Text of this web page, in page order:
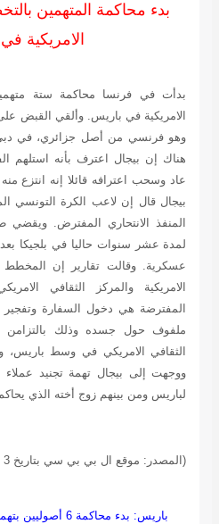
بدء محاكمة المتهمين
الامريكية
بدأت في فرنسا محاكمة ستة
الامريكية في باريس. وألقي القبض
هناك إن بيجال اعترف بأنه استلهم
عاد وسحب اعترافه قائلا إنه انتزع
بيجال قال إن لاعب الكرة التونسي
المنفذ الانتحاري المفترض. ويقضي
لمدة عشر سنوات حاليا في بلجيكا بعد
عسكرية. وقالت تقارير إن
الامريكية والمركز الثقافي
المفترضة هي دخول السفارة
ملفوف حول جسده وذلك بالتزامن
الثقافي الامريكي في وسط
ووجهت إلى بيجال تهمة تجنيد عملاء
لباريس ومن بينهم زوج أخته الذي
(المصدر: موقع ال بي بي سي بتاريخ 3 جانفي 2005)
باريس: بدء محاكمة